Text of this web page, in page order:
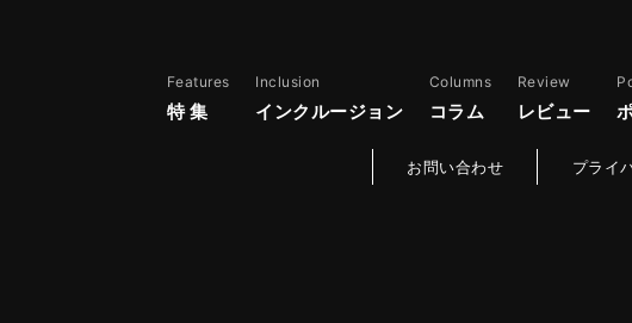
Features
特 集
Inclusion
インクルージョン
Columns
コラム
Review
レビュー
お問い合わせ プライ